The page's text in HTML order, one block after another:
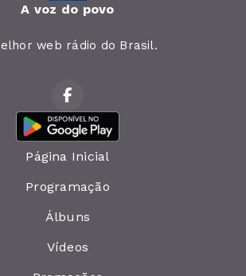
A voz do povo
web rádio do Brasil.
Página Inicial
Programação
Álbuns
Vídeos